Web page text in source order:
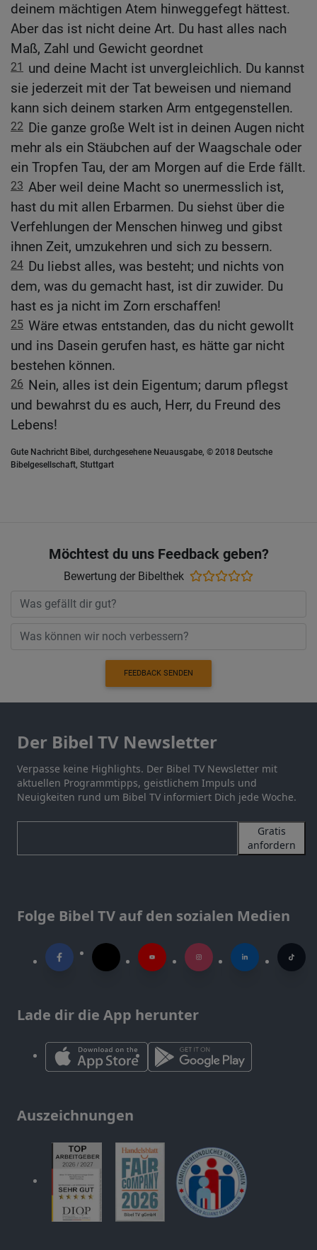
deinem mächtigen Atem hinweggefegt hättest.
Aber das ist nicht deine Art. Du hast alles nach
Maß, Zahl und Gewicht geordnet
21
und deine Macht ist unvergleichlich. Du kannst
sie jederzeit mit der Tat beweisen und niemand
kann sich deinem starken Arm entgegenstellen.
22 Die ganze große Welt ist in deinen Augen nicht
mehr als ein Stäubchen auf der Waagschale oder
ein Tropfen Tau, der am Morgen auf die Erde fällt.
23 Aber weil deine Macht so unermesslich ist,
hast du mit allen Erbarmen. Du siehst über die
Verfehlungen der Menschen hinweg und gibst
ihnen Zeit, umzukehren und sich zu bessern.
24 Du liebst alles, was besteht; und nichts von
dem, was du gemacht hast, ist dir zuwider. Du
hast es ja nicht im Zorn erschaffen!
25 Wäre etwas entstanden, das du nicht gewollt
und ins Dasein gerufen hast, es hätte gar nicht
bestehen können.
26 Nein, alles ist dein Eigentum; darum pflegst
und bewahrst du es auch, Herr, du Freund des
Lebens!
Gute Nachricht Bibel, durchgesehene Neuausgabe, © 2018 Deutsche
Bibelgesellschaft, Stuttgart
Möchtest du uns Feedback geben?
Bewertung der Bibelthek
FEEDBACK SENDEN
Der Bibel TV Newsletter
Verpasse keine Highlights. Der Bibel TV Newsletter mit
aktuellen Programmtipps, geistlichem Impuls und
Neuigkeiten rund um Bibel TV informiert Dich jede Woche.
Gratis
anfordern
Folge Bibel TV auf den sozialen Medien
Lade dir die App herunter
Auszeichnungen